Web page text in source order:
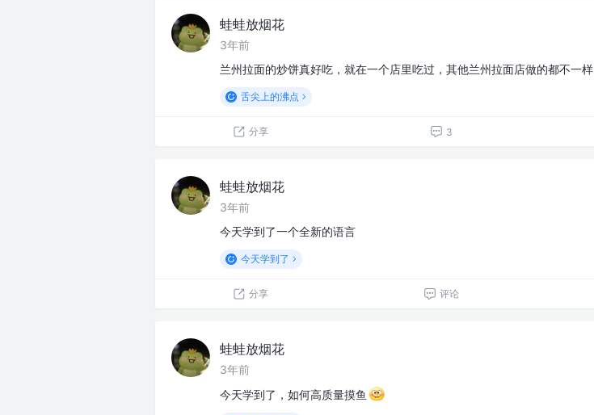
蛙蛙放烟花
3年前
兰州拉面的炒饼真好吃，就在一个店里吃过，其他兰州拉面店做的都不一样
舌尖上的沸点
分享 3
蛙蛙放烟花
3年前
今天学到了一个全新的语言
今天学到了
分享 评论
蛙蛙放烟花
3年前
今天学到了，如何高质量摸鱼